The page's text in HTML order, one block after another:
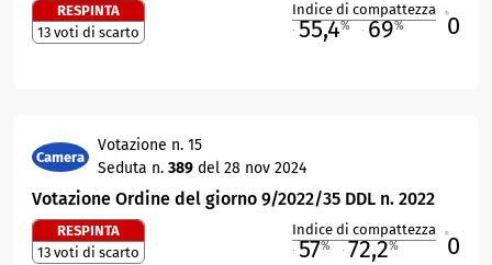
RESPINTA
13 voti di scarto
Indice di compattezza
55,4% 69% 0
Camera
Votazione n. 15
Seduta n. 389 del 28 nov 2024
Votazione Ordine del giorno 9/2022/35 DDL n. 2022
RESPINTA
13 voti di scarto
Indice di compattezza
57% 72,2% 0